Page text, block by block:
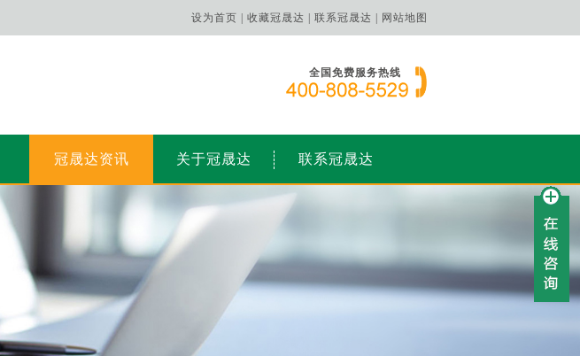
设为首页 | 收藏冠晟达 | 联系冠晟达 | 网站地图
全国免费服务热线
冠晟达资讯 关于冠晟达 联系冠晟达